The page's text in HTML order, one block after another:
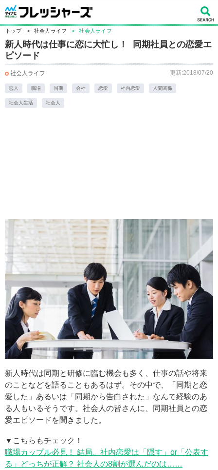
トップ > 社会人ライフ > 社会人ライフ
新人時代は仕事に恋に大忙し！ 同期社員との恋愛エ
ピソード
社会人ライフ 更新:2018/07/20
恋人 職場 同期 会社 恋愛 社内恋愛 人間関係
社会人生活 社会人
新人時代は同期と研修に臨む機会も多く、仕事の話や将来
のことなどを語ることもあるはず。その中で、「同期と恋
愛した」あるいは「同期から告白された」なんて経験のあ
る人もいるそうです。社会人の皆さんに、同期社員との恋
愛エピソードを聞きました。
▼こちらもチェック！
職場カップル必見！ 結局、社内恋愛は「隠す」or「公表す
る」どっちが正解？ 社会人の8割が選んだのは……